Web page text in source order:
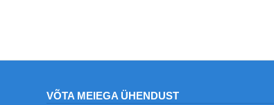
VÕTA MEIEGA ÜHENDUST